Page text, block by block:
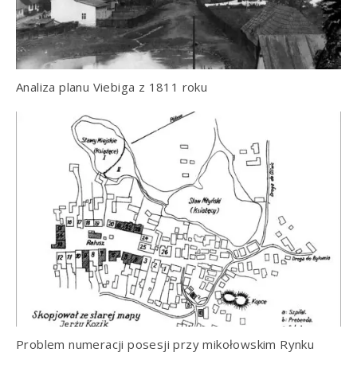
Analiza planu Viebiga z 1811 roku
Problem numeracji posesji przy mikołowskim Rynku